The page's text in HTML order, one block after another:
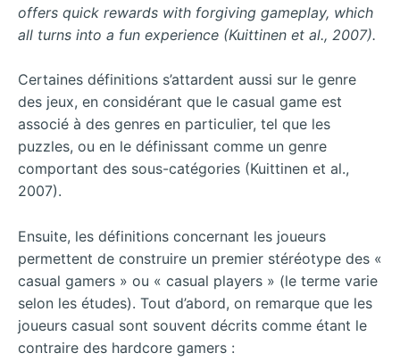
offers quick rewards with forgiving gameplay, which
all turns into a fun experience (Kuittinen et al., 2007).
Certaines définitions s’attardent aussi sur le genre
des jeux, en considérant que le casual game est
associé à des genres en particulier, tel que les
puzzles, ou en le définissant comme un genre
comportant des sous-catégories (Kuittinen et al.,
2007).
Ensuite, les définitions concernant les joueurs
permettent de construire un premier stéréotype des «
casual gamers » ou « casual players » (le terme varie
selon les études). Tout d’abord, on remarque que les
joueurs casual sont souvent décrits comme étant le
contraire des hardcore gamers :